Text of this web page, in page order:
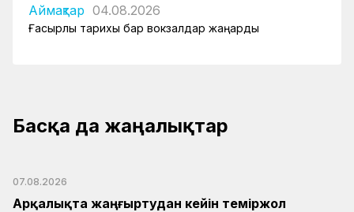
Аймақтар 04.08.2026
Ғасырлық тарихы бар вокзалдар жаңарды
Басқа да жаңалықтар
07.08.2026
Арқалықта жаңғыртудан кейін теміржол